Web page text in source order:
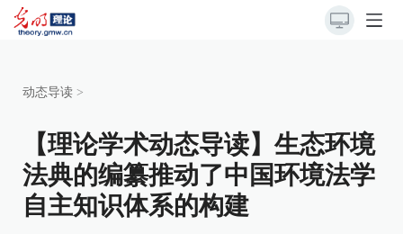
动态导读 >
【理论学术动态导读】生态环境
法典的编纂推动了中国环境法学
自主知识体系的构建